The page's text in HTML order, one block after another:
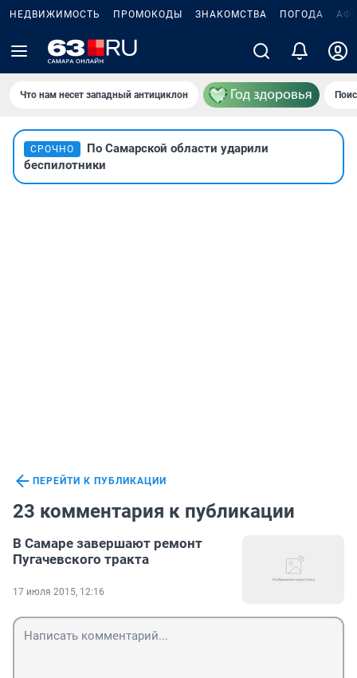
НЕДВИЖИМОСТЬ ПРОМОКОДЫ ЗНАКОМСТВА ПОГОДА
Что нам несет западный антициклон
СРОЧНО
По Самарской области ударили
беспилотники
ПЕРЕЙТИ К ПУБЛИКАЦИИ
23 комментария к публикации
В Самаре завершают ремонт
Пугачевского тракта
17 июля 2015, 12:16